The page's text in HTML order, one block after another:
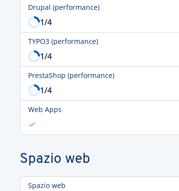
Drupal (performance)
1/4
TYPO3 (performance)
1/4
PrestaShop (performance)
1/4
Web Apps
Spazio web
Spazio web